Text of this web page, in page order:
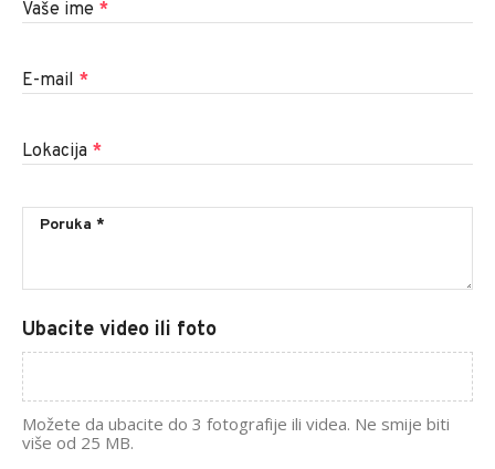
Vaše ime *
E-mail *
Lokacija *
Ubacite video ili foto
Možete da ubacite do 3 fotografije ili videa. Ne smije biti
više od 25 MB.